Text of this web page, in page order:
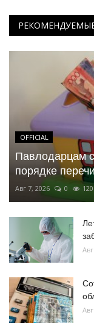
OFFICIAL
Павлодарцам
порядке
Авг 7, 2026 0 120